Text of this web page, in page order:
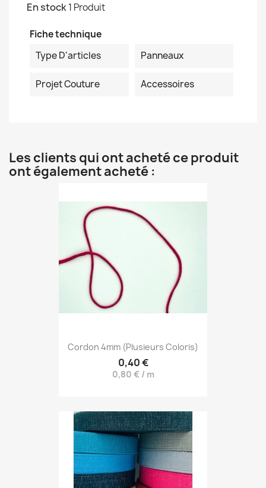
En stock1 Produit
Fiche technique
Type D'articles
Panneaux
Projet Couture Accessoires
Les clients qui ont acheté ce produit
ont également acheté :
Cordon 4mm (plusieurs Coloris)
0,40 €
0,80 € / m